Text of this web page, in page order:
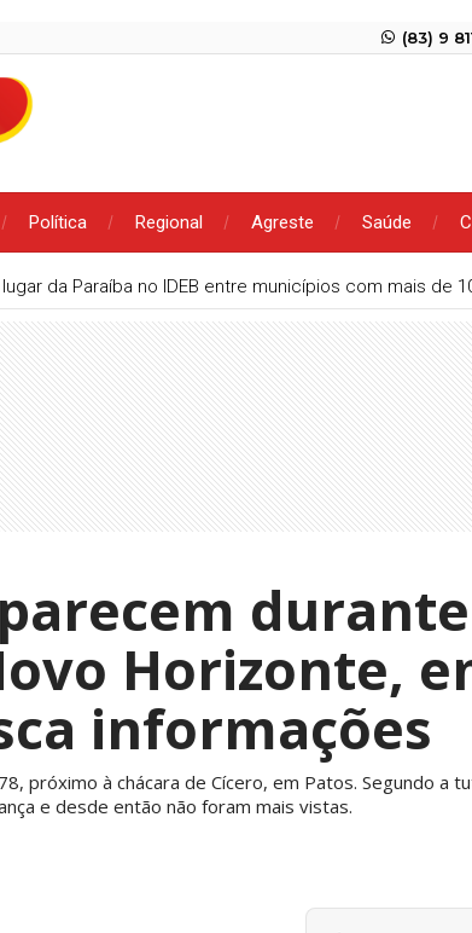
(83) 9
Política Regional Agreste Saúde
da Paraíba no IDEB entre municípios com mais de
durante
Horizonte,
informações
próximo à chácara de Cícero, em Patos. Segundo a
e desde então não foram mais vistas.